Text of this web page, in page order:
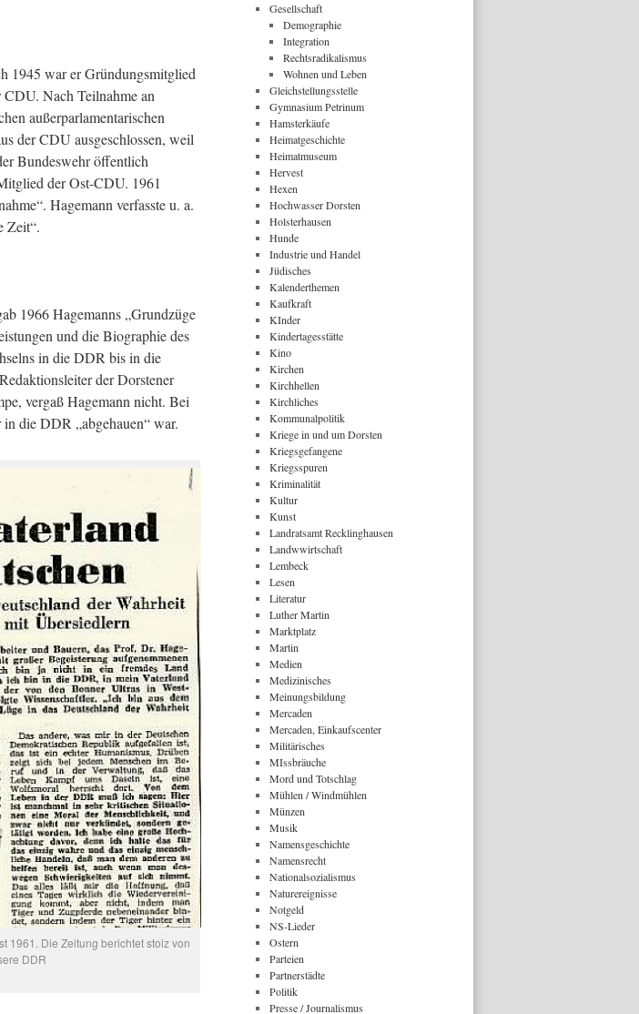
1945 war er Gründungsmitglied
Nach Teilnahme an
außerparlamentarischen
der CDU ausgeschlossen, weil
Bundeswehr öffentlich
der Ost-CDU. 1961
Hagemann verfasste u. a.
Zeit“.
1966 Hagemanns „Grundzüge
und die Biographie des
in die DDR bis in die
der Dorstener
vergaß Hagemann nicht. Bei
die DDR „abgehauen“ war.
1961. Die Zeitung berichtet stolz von
DDR
Gesellschaft
Demographie
Integration
Rechtsradikalismus
Wohnen und Leben
Gleichstellungsstelle
Gymnasium Petrinum
Hamsterkäufe
Heimatgeschichte
Heimatmuseum
Hervest
Hexen
Hochwasser Dorsten
Holsterhausen
Hunde
Industrie und Handel
Jüdisches
Kalenderthemen
Kaufkraft
KInder
Kindertagesstätte
Kino
Kirchen
Kirchhellen
Kirchliches
Kommunalpolitik
Kriege in und um Dorsten
Kriegsgefangene
Kriegsspuren
Kriminalität
Kultur
Kunst
Landratsamt Recklinghausen
Landwwirtschaft
Lembeck
Lesen
Literatur
Luther Martin
Marktplatz
Martin
Medien
Medizinisches
Meinungsbildung
Mercaden
Mercaden, Einkaufscenter
Militärisches
MIssbräuche
Mord und Totschlag
Mühlen / Windmühlen
Münzen
Musik
Namensgeschichte
Namensrecht
Nationalsozialismus
Naturereignisse
Notgeld
NS-Lieder
Ostern
Parteien
Partnerstädte
Politik
Presse / Journalismus